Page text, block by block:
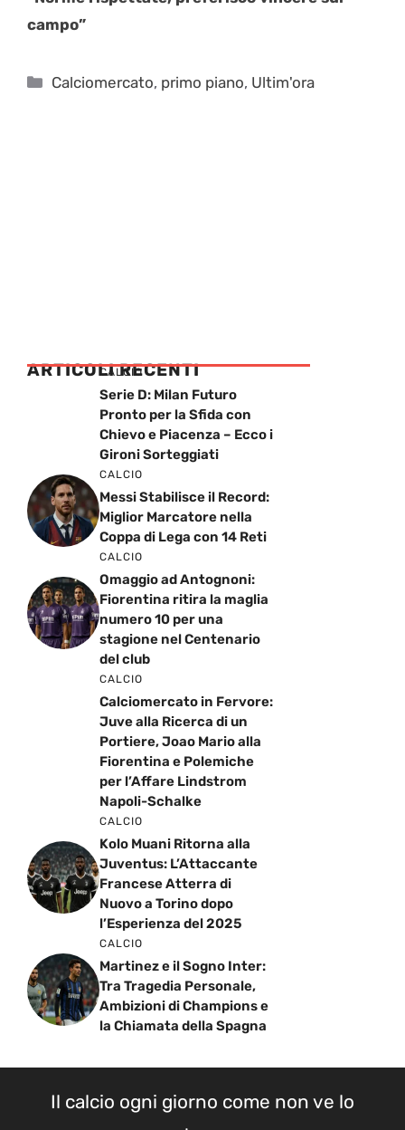
campo”
Categorie
Calciomercato, primo piano, Ultim'ora
ARTICOLI RECENTI
CALCIO
Serie D: Milan Futuro
Pronto per la Sfida con
Chievo e Piacenza – Ecco i
Gironi Sorteggiati
CALCIO
Messi Stabilisce il Record:
Miglior Marcatore nella
Coppa di Lega con 14 Reti
CALCIO
Omaggio ad Antognoni:
Fiorentina ritira la maglia
numero 10 per una
stagione nel Centenario
del club
CALCIO
Calciomercato in Fervore:
Juve alla Ricerca di un
Portiere, Joao Mario alla
Fiorentina e Polemiche
per l’Affare Lindstrom
Napoli-Schalke
CALCIO
Kolo Muani Ritorna alla
Juventus: L’Attaccante
Francese Atterra di
Nuovo a Torino dopo
l’Esperienza del 2025
CALCIO
Martinez e il Sogno Inter:
Tra Tragedia Personale,
Ambizioni di Champions e
la Chiamata della Spagna
Il calcio ogni giorno come non ve lo